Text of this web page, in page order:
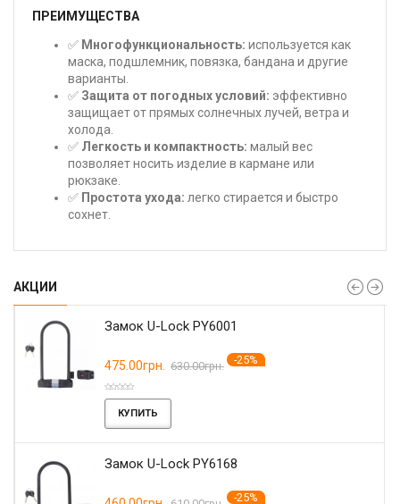
ПРЕИМУЩЕСТВА
✅ Многофункциональность: используется как
маска, подшлемник, повязка, бандана и другие
варианты.
✅ Защита от погодных условий: эффективно
защищает от прямых солнечных лучей, ветра и
холода.
✅ Легкость и компактность: малый вес
позволяет носить изделие в кармане или
рюкзаке.
✅ Простота ухода: легко стирается и быстро
сохнет.
АКЦИИ
Замок U-Lock PY6001
475.00грн. 630.00грн. -25%
КУПИТЬ
Замок U-Lock PY6168
-25%